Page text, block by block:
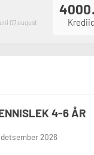
07 august
4-6 ÅR
2026